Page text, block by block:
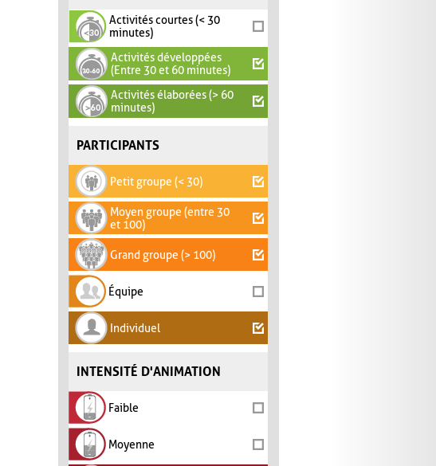
Activités courtes (< 30
minutes)
Activités développées
(Entre 30 et 60 minutes)
Activités élaborées (> 60
minutes)
PARTICIPANTS
Petit groupe (< 30)
Moyen groupe (entre 30
et 100)
Grand groupe (> 100)
Équipe
Individuel
INTENSITÉ D'ANIMATION
Faible
Moyenne